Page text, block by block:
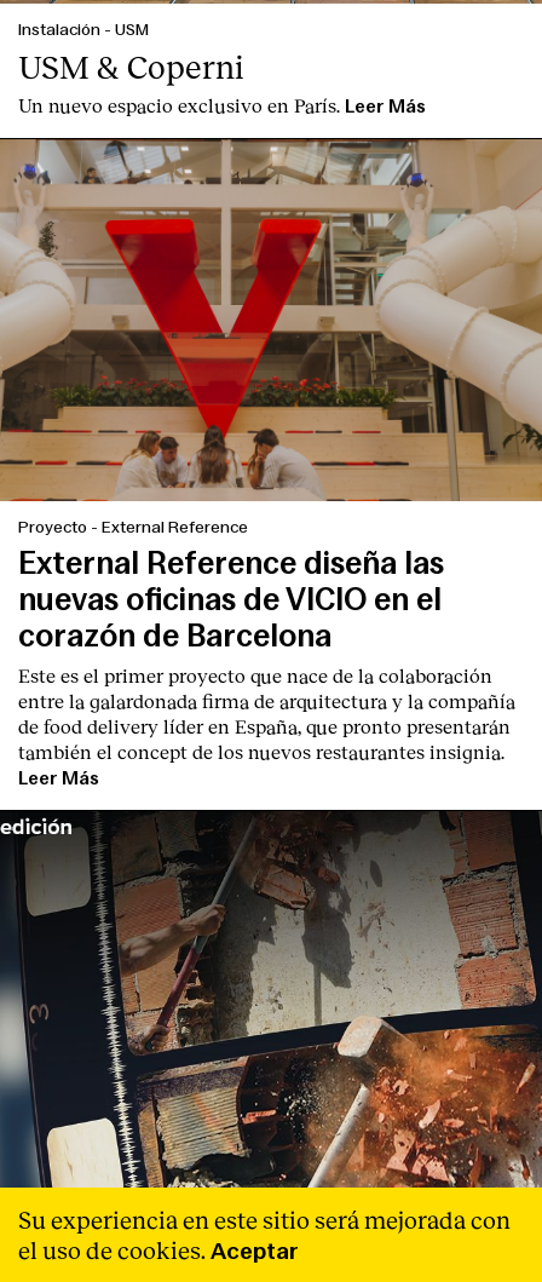
Instalación - USM
USM & Coperni
Un nuevo espacio exclusivo en París. Leer Más
Proyecto - External Reference
External Reference diseña las
nuevas oficinas de VICIO en el
corazón de Barcelona
Este es el primer proyecto que nace de la colaboración
entre la galardonada firma de arquitectura y la compañía
de food delivery líder en España, que pronto presentarán
también el concept de los nuevos restaurantes insignia.
Leer Más
Su experiencia en este sitio será mejorada con
el uso de cookies. Aceptar